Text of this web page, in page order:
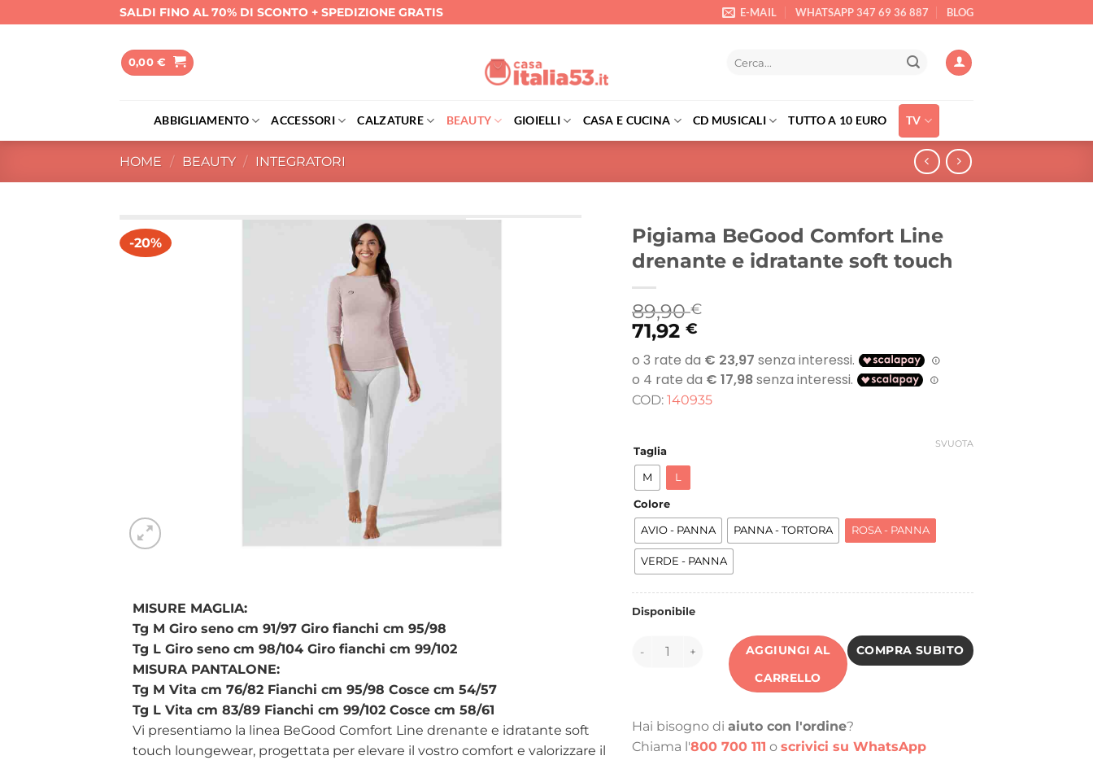
ai
SALDI FINO AL 70% DI SCONTO + SPEDIZIONE GRATIS E-MAIL WHATSAPP 347 69 36 887 BLOG
0,00€
ABBIGLIAMENTO ACCESSORI CALZATURE BEAUTY GIOIELLI CASA E CUCINA CD MUSICALI TUTTO A 10 EURO TV
HOME / BEAUTY / INTEGRATORI
-20%
MISURE MAGLIA:
Tg M Giro seno cm 91/97 Giro fianchi cm 95/98
Tg L Giro seno cm 98/104 Giro fianchi cm 99/102
MISURA PANTALONE:
Tg M Vita cm 76/82 Fianchi cm 95/98 Cosce cm 54/57
Tg L Vita cm 83/89 Fianchi cm 99/102 Cosce cm 58/61
Vi presentiamo la linea BeGood Comfort Line drenante e idratante soft
touch loungewear, progettata per elevare il vostro comfort e valorizzare il
Pigiama BeGood Comfort Line
drenante e idratante soft touch
89,90€
71,92 €
COD: 140935
Taglia
M L
Colore
AVIO - PANNA PANNA - TORTORA ROSA - PANNA
VERDE - PANNA
SVUOTA
Disponibile
140935 quantità
AGGIUNGI AL
CARRELLO
COMPRA SUBITO
Hai bisogno di aiuto con l'ordine?
Chiama l'800 700 111 o scrivici su WhatsApp